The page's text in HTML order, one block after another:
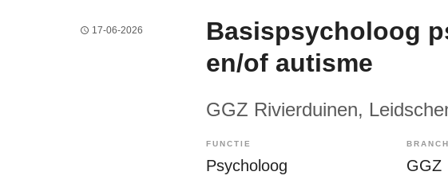
17-06-2026
Basispsycholoog
en/of autisme
GGZ Rivierduinen,
FUNCTIE
Psycholoog GGZ